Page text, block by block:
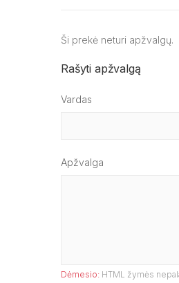
Ši prekė neturi apžvalgų.
Rašyti apžvalgą
Vardas
Apžvalga
Dėmesio: HTML žymės